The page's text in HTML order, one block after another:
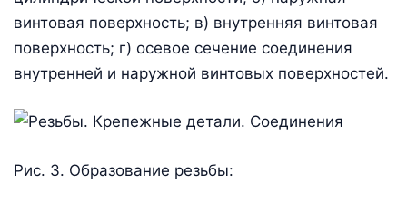
винтовая поверхность; в) внутренняя винтовая
поверхность; г) осевое сечение соединения
внутренней и наружной винтовых поверхностей.
Рис. 3. Образование резьбы: